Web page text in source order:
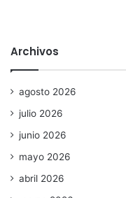
Archivos
agosto 2026
julio 2026
junio 2026
mayo 2026
abril 2026